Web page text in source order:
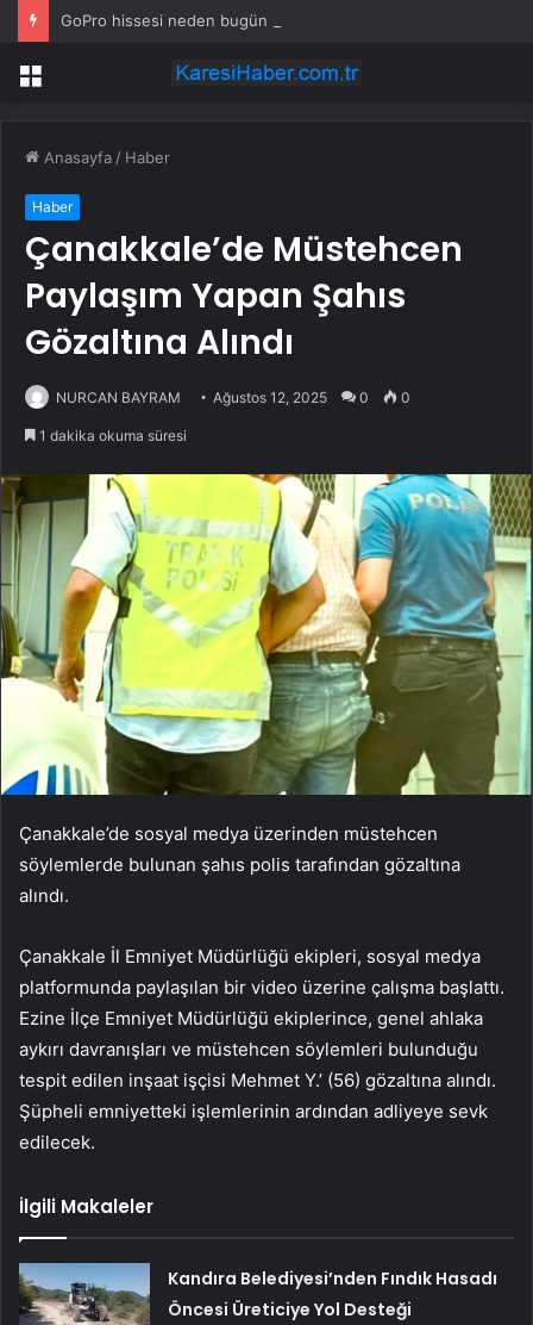
GoPro hissesi neden bugün düşüyor?
Menü
Anasayfa / Haber
Haber
Çanakkale’de Müstehcen
Paylaşım Yapan Şahıs
Gözaltına Alındı
NURCAN BAYRAM Ağustos 12, 2025 0 0
1 dakika okuma süresi
Çanakkale’de sosyal medya üzerinden müstehcen
söylemlerde bulunan şahıs polis tarafından gözaltına
alındı.
Çanakkale İl Emniyet Müdürlüğü ekipleri, sosyal medya
platformunda paylaşılan bir video üzerine çalışma başlattı.
Ezine İlçe Emniyet Müdürlüğü ekiplerince, genel ahlaka
aykırı davranışları ve müstehcen söylemleri bulunduğu
tespit edilen inşaat işçisi Mehmet Y.’ (56) gözaltına alındı.
Şüpheli emniyetteki işlemlerinin ardından adliyeye sevk
edilecek.
İlgili Makaleler
Kandıra Belediyesi’nden Fındık Hasadı
Öncesi Üreticiye Yol Desteği